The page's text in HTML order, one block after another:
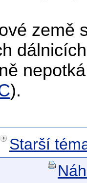
země
).
Starší